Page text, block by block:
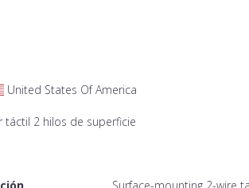
United States Of America
táctil 2 hilos de superficie